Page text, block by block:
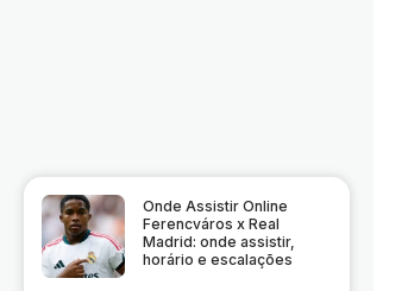
Onde Assistir Online
Ferencváros x Real
Madrid: onde assistir,
horário e escalações